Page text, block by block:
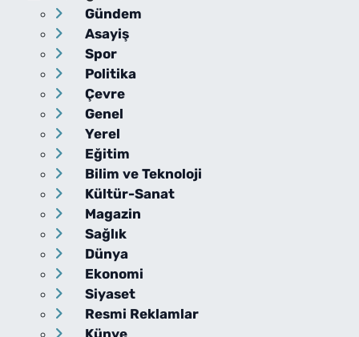
Gündem
Asayiş
Spor
Politika
Çevre
Genel
Yerel
Eğitim
Bilim ve Teknoloji
Kültür-Sanat
Magazin
Sağlık
Dünya
Ekonomi
Siyaset
Resmi Reklamlar
Künye